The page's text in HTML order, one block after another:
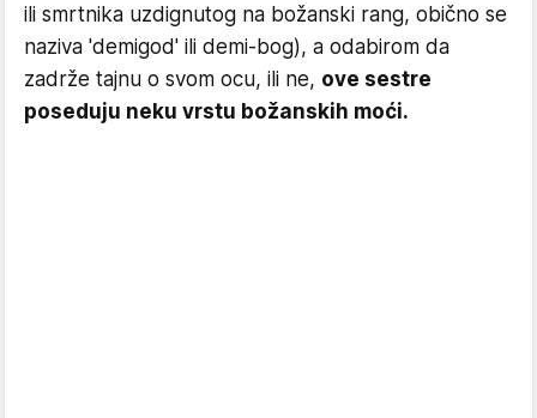
ili smrtnika uzdignutog na božanski rang, obično se
naziva 'demigod' ili demi-bog), a odabirom da
zadrže tajnu o svom ocu, ili ne, ove sestre
poseduju neku vrstu božanskih moći.